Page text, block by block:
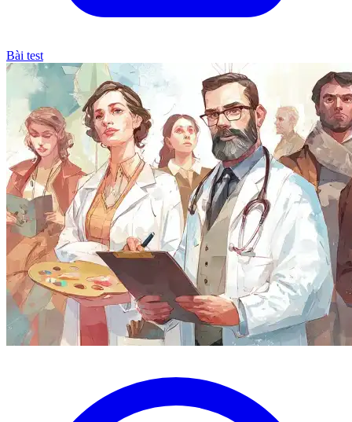
Bài test